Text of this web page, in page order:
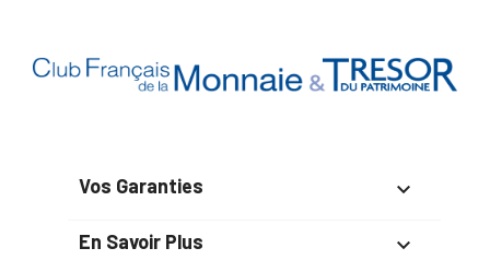
Vos Garanties 
En Savoir Plus 